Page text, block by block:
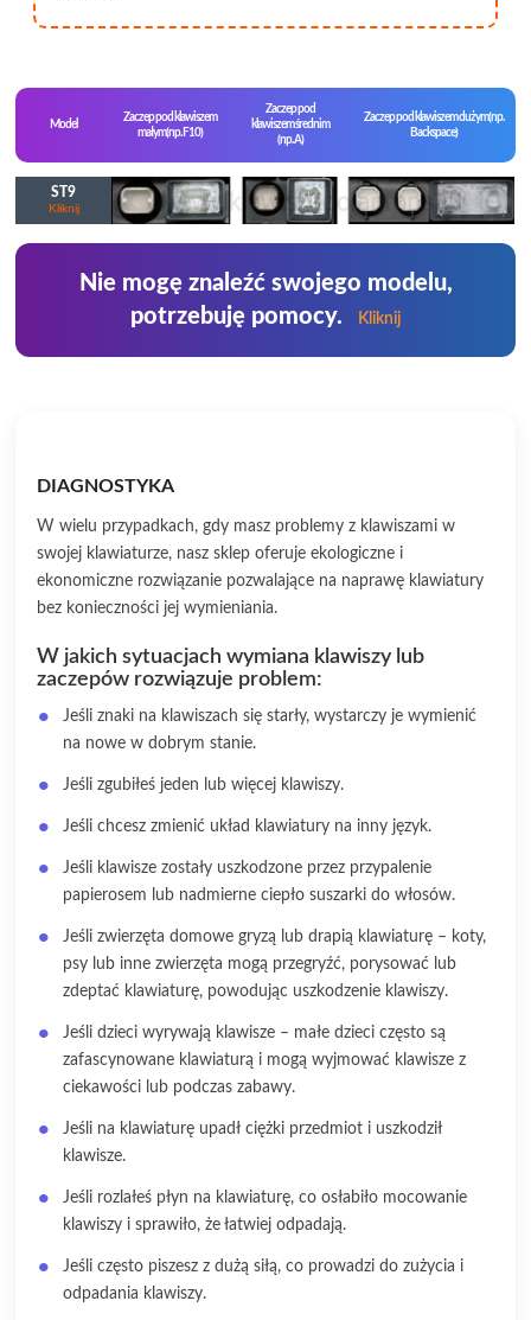
Model
Zaczep pod klawiszem
małym(np. F10)
Zaczep pod
klawiszem średnim
(np. A)
Zaczep pod klawiszem dużym(np.
Backspace)
ST9
Kliknij
Nie mogę znaleźć swojego modelu,
potrzebuję pomocy.
Kliknij
DIAGNOSTYKA
W wielu przypadkach, gdy masz problemy z klawiszami w
swojej klawiaturze, nasz sklep oferuje ekologiczne i
ekonomiczne rozwiązanie pozwalające na naprawę klawiatury
bez konieczności jej wymieniania.
W jakich sytuacjach wymiana klawiszy lub
zaczepów rozwiązuje problem:
Jeśli znaki na klawiszach się starły, wystarczy je wymienić
na nowe w dobrym stanie.
Jeśli zgubiłeś jeden lub więcej klawiszy.
Jeśli chcesz zmienić układ klawiatury na inny język.
Jeśli klawisze zostały uszkodzone przez przypalenie
papierosem lub nadmierne ciepło suszarki do włosów.
Jeśli zwierzęta domowe gryzą lub drapią klawiaturę – koty,
psy lub inne zwierzęta mogą przegryźć, porysować lub
zdeptać klawiaturę, powodując uszkodzenie klawiszy.
Jeśli dzieci wyrywają klawisze – małe dzieci często są
zafascynowane klawiaturą i mogą wyjmować klawisze z
ciekawości lub podczas zabawy.
Jeśli na klawiaturę upadł ciężki przedmiot i uszkodził
klawisze.
Jeśli rozlałeś płyn na klawiaturę, co osłabiło mocowanie
klawiszy i sprawiło, że łatwiej odpadają.
Jeśli często piszesz z dużą siłą, co prowadzi do zużycia i
odpadania klawiszy.